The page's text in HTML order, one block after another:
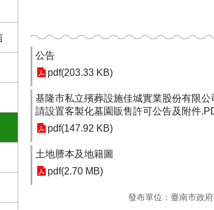
公告
pdf(203.33 KB)
基隆市私立殯葬設施佳城實業股份有限
請設置客製化墓園販售許可公告及附件
pdf(147.92 KB)
土地謄本及地籍圖
pdf(2.70 MB)
發布單位：臺南市政